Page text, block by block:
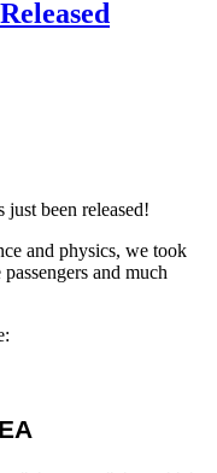
been released!
and physics, we took
and much